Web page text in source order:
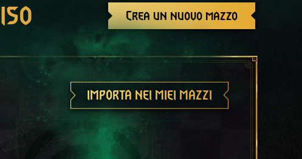
Crea un nuovo mazzo
IMPORTA NEI MIEI MAZZI